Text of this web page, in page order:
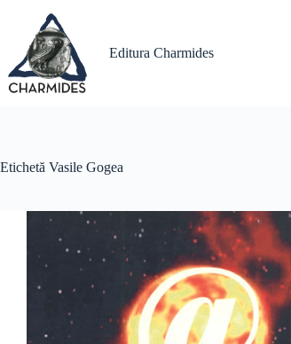
conținut
Editura Charmides
Etichetă Vasile Gogea